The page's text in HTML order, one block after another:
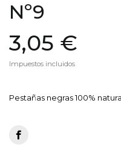
Nº9
3,05 €
Impuestos incluidos
Pestañas negras 100%